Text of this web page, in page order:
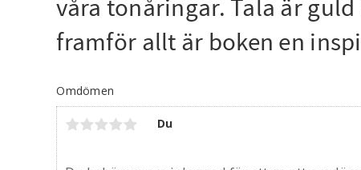
våra tonåringar. Tala är
framför allt är boken en
Omdömen
Du